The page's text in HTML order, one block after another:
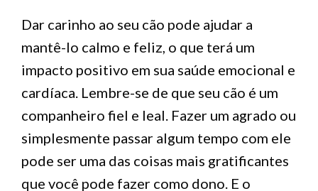
Dar carinho ao seu cão pode ajudar a
mantê-lo calmo e feliz, o que terá um
impacto positivo em sua saúde emocional e
cardíaca. Lembre-se de que seu cão é um
companheiro fiel e leal. Fazer um agrado ou
simplesmente passar algum tempo com ele
pode ser uma das coisas mais gratificantes
que você pode fazer como dono. E o